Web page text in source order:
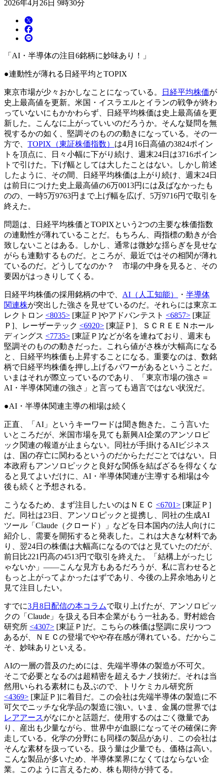
2026年4月26日 9時30分
「AI・半導体の注目6銘柄に妙味あり！」
●連動性が薄れる日経平均とTOPIX
東京市場が少々おかしなことになっている。 日経平均株価が
史上最高値を更新。米国・イスラエルとイランの戦争が終わ
っていないにもかかわらず、日経平均株価は史上最高値を更
新した。こんなに上がっていいのだろうか。そんな疑問を無
視するかの如く、堅調そのものの動きになっている。その一
方で、 TOPIX（東証株価指数） は4月16日高値の3824ポイン
トを頂点に、日々小幅に下がり続け、週末24日は3716ポイン
トで引けた。下げ幅としては大したことはない。しかし前述
したように、その間、日経平均株価は上がり続け、週末24日
は前日につけた史上最高値の6万0013円には及ばなかったも
のの、一時5万9763円まで上げ幅を広げ、5万9716円で取引を
終えた。
問題は、日経平均株価とTOPIXという2つの主要な株価指数
の連動性が薄れていることだ。もちろん、両指標の動きが合
致しないことはある。しかし、通常は微妙な揺らぎを見せな
がらも連動するものだ。ところが、最近ではその相関が薄れ
ているのだ。どうしてなのか？ 市場の中身を見ると、その
要因がはっきりしてくる。
日経平均株価の採用銘柄の中で、 AI（人工知能） ・ 半導体
関連株が突出した強さを見せているのだ。それらには東京エ
レクトロン <8035> [東証Ｐ]やアドバンテスト <6857> [東証
Ｐ]、レーザーテック <6920> [東証Ｐ]、ＳＣＲＥＥＮホール
ディングス <7735> [東証Ｐ]などが名を連ねており、週末も
堅調そのものの動きだった。これら値がさ株が大幅高になる
と、日経平均株価も上昇することになる。重要なのは、数銘
柄で日経平均株価を押し上げるパワーがあるということだ。
いまはそれが際立っているのであり、「東京市場の強さ＝
AI・半導体関連の強さ」と言っても過言ではない状況だ。
●AI・半導体関連主導の相場は続く
正直、「AI」というキーワードは聞き飽きた。こう言いた
いところだが、米国市場を見ても新興AI企業のアンソロピ
ック関連の報道が止まらない。同社が手掛けるAIビジネス
は、国の存亡に関わるというのだからただごとではない。日
本政府もアンソロピックと良好な関係を結ばざるを得なくな
ると見てよいだけに、AI・半導体関連が主導する相場は今
後も続くと予想される。
こうなるため、まず注目したいのはＮＥＣ <6701> [東証Ｐ]
だ。同社は23日、アンソロピックと提携し、同社の生成AI
ツール「Claude（クロード）」などを日本国内の法人向けに
紹介し、需要を開拓すると発表した。これは大きな材料であ
り、翌24日の株価は大幅高になるのではと見ていたのだが、
前日比221円高の4513円で取引を終えた。「結構上がったじ
ゃないか」――こんな見方もあるだろうが、私に言わせると
もっと上がってよかったはずであり、今後の上昇余地ありと
見て注目したい。
すでに3月8日配信の本コラムで取り上げたが、アンソロピッ
クの「Claude」を扱える日本企業がもう一社ある。野村総合
研究所 <4307> [東証Ｐ]だ。こちらの株価は堅調に戻りつつ
あるが、ＮＥＣの登場でやや存在感が薄れている。だからこ
そ、妙味ありといえる。
AIの一層の普及のためには、先端半導体の製造が不可欠。
そこで必要となるのは超精密を超えるナノ技術だ。それは当
然用いられる素材にも及ぶので、トリケミカル研究所
<4369> [東証Ｐ]に着目だ。この会社は先端半導体の製造に不
可欠でニッチな化学品の製造に強い。いま、金属の世界では
レアアースがなにかと話題だ。使用するのはごく微量であ
り、産出も少量ながら、世界中が血眼になってその確保に奔
走している。化学の分野にも同様の製品があり、この会社は
そんな素材を扱っている。扱う量は少量でも、価格は高い。
こんな製品が多いため、半導体業界になくてはならない企
業。このように言えるため、株も期待が持てる。